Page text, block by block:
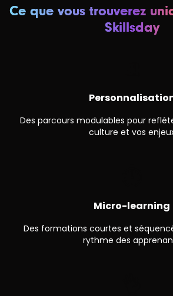
Ce que vous trouverez
Skillsday
Des parcours modulables pour
culture et vos
Micro-learning
Des formations courtes et
rythme des